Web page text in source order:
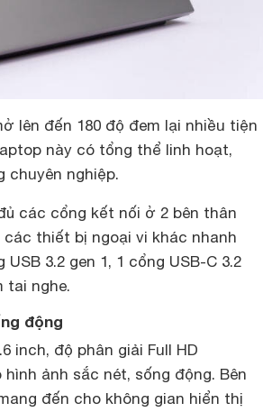
lên đến 180 độ đem lại nhiều tiện
này có tổng thể linh hoạt,
chuyên nghiệp.
các cổng kết nối ở 2 bên thân
thiết bị ngoại vi khác nhanh
3.2 gen 1, 1 cổng USB-C 3.2
tai nghe.
động
inch, độ phân giải Full HD
hình ảnh sắc nét, sống động. Bên
đến cho không gian hiển thị